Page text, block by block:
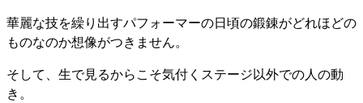
華麗な技を繰り出すパフォーマーの日頃の鍛錬がどれほどの
ものなのか想像がつきません。
そして、生で見るからこそ気付くステージ以外での人の動
き。